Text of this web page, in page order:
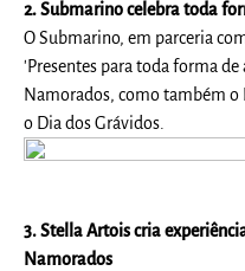
2. Submarino celebra toda
O Submarino, em parceria
'Presentes para toda forma
Namorados, como também o
o Dia dos Grávidos.
3. Stella Artois cria
Namorados